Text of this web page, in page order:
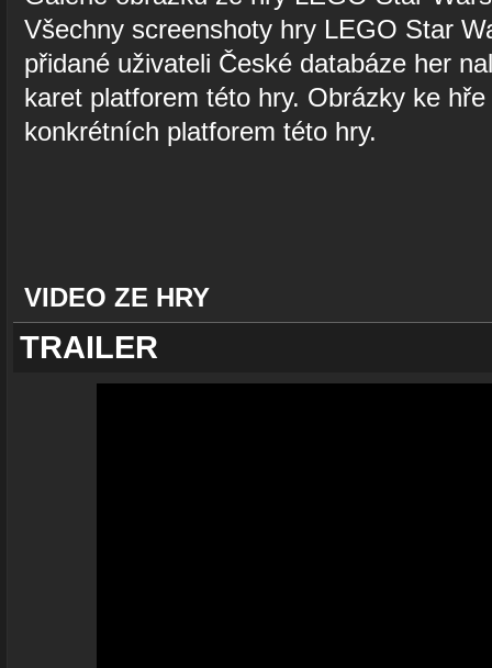
Všechny screenshoty hry LEGO Star
přidané uživateli České databáze her
karet platforem této hry. Obrázky ke
konkrétních platforem této hry.
VIDEO ZE HRY
TRAILER